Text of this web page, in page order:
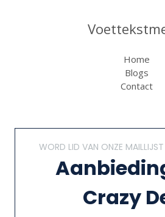
Home
Blogs
Contact
WORD LID VAN ONZE
Crazy